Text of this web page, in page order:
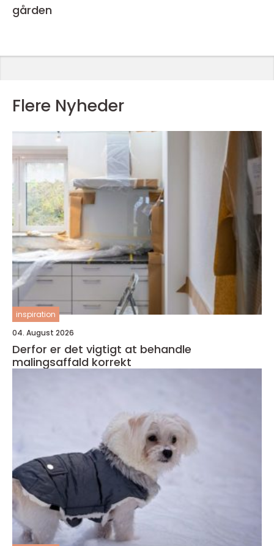
gården
Flere Nyheder
inspiration
04. August 2026
Derfor er det vigtigt at behandle
malingsaffald korrekt